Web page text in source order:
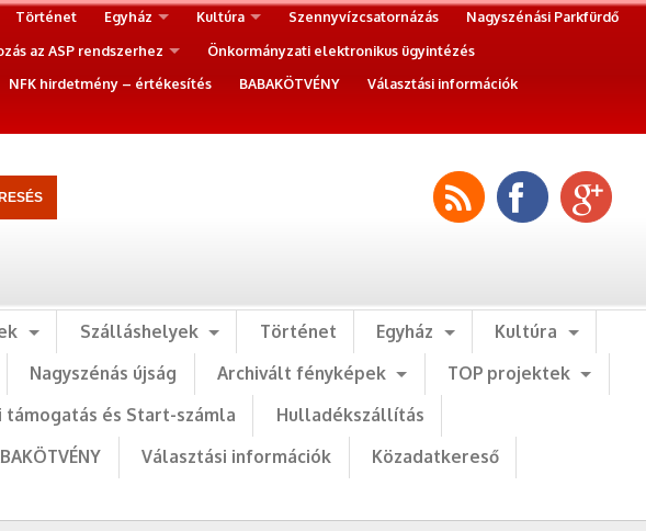
Történet Egyház Kultúra Szennyvízcsatornázás
Nagyszénási Parkfürdő
az ASP rendszerhez
Önkormányzati elektronikus ügyintézés
NFK hirdetmény – értékesítés BABAKÖTVÉNY
Választási információk
Szálláshelyek Történet Egyház
Kultúra
Nagyszénás újság Archivált fényképek
TOP projektek
támogatás és Start-számla
Hulladékszállítás
Választási információk
Közadatkereső